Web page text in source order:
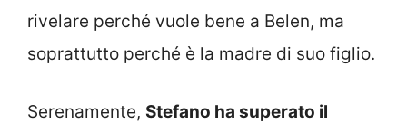
rivelare perché vuole bene a Belen, ma
soprattutto perché è la madre di suo figlio.
Serenamente, Stefano ha superato il